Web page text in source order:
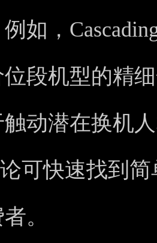
如，
段机型的精
动潜在换机
可快速找到
。